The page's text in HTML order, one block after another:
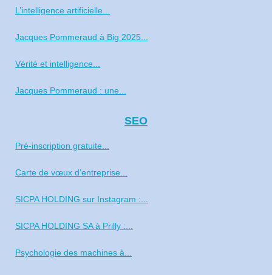
L’intelligence artificielle...
Jacques Pommeraud à Big 2025...
Vérité et intelligence...
Jacques Pommeraud : une...
SEO
Pré‑inscription gratuite...
Carte de vœux d’entreprise...
SICPA HOLDING sur Instagram :...
SICPA HOLDING SA à Prilly :...
Psychologie des machines à...